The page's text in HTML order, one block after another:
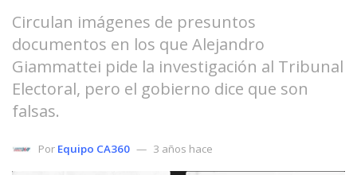
Circulan imágenes de presuntos
documentos en los que Alejandro
Giammattei pide la investigación al Tribunal
Electoral, pero el gobierno dice que son
falsas.
Por Equipo CA360 3 años hace